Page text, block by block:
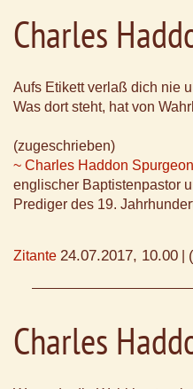
Charles
Aufs Etikett verlaß dich nie
Was dort steht, hat von
(zugeschrieben)
~ Charles Haddon
englischer Baptistenpastor
Prediger des 19.
Zitante 24.07.2017, 10.00
Charles